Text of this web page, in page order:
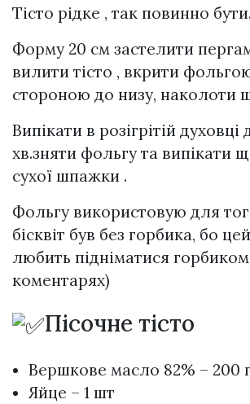
Тісто рідке , так повинно бути.
Форму 20 см застелити
вилити тісто , вкрити
стороною до низу, наколоти
Випікати в розігрітій
хв.зняти фольгу та випікати
сухої шпажки .
Фольгу використовую для
бісквіт був без горбика, бо цей
любить підніматися
коментарях)
Пісочне тісто
Вершкове масло 82% – 200 г
Яйце – 1 шт